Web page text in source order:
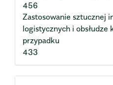
456
Zastosowanie sztucznej
logistycznych i obsłudze
przypadku
433